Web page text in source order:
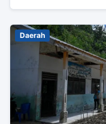
Daerah